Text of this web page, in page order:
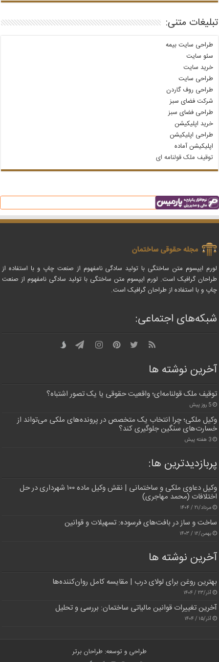
تبلیغات متنی:
طراحی سایت بیمه
سئو سایت
خرید سایت
طراحی سایت
طراحی روف گاردن
شرکت فضای سبز
طراحی فضای سبز
خرید اپلیکیشن
طراحی اپلیکیشن
اپلیکیشن آماده
توقیف ملک قولنامه‌ ای
لورم ایپسوم متن ساختگی با تولید سادگی نامفهوم از صنعت چاپ و با استفاده از
طراحان گرافیک است. لورم ایپسوم متن ساختگی با تولید سادگی نامفهوم از صنعت
چاپ و با استفاده از طراحان گرافیک است.
شبکه‌های اجتماعی:
آخرین نوشته ها
توقیف ملک قولنامه‌ای؛ واقعیت حقوقی یا یک تصور اشتباه؟
5 روز پیش
وکیل ملکی؛ چرا انتخاب یک متخصص در پرونده‌های ملکی می‌تواند از
خسارت‌های سنگین جلوگیری کند؟
3 هفته پیش
پربازدیدترین‌ ها:
وکیل دعاوی ملکی و ساختمانی | نقش وکیل ماده ۱۰۰ شهرداری در حل
اختلافات (محمد مهاجری)
مرداد/۲۱ / ۱۴۰۴
ساخت و ساز در بافت‌های فرسوده: تسهیلات و قوانین
بهمن/۱۲ / ۱۴۰۳
آخرین نوشته ها
بهترین روغن برای لولای درب | مقایسه کامل روان‌کننده‌ها
آذر/۲۳ / ۱۴۰۴
آخرین تغییرات قوانین مالیاتی ساختمان: بررسی و تحلیل
آذر/۱۵ / ۱۴۰۴
طراحی و توسعه: طراحان برتر